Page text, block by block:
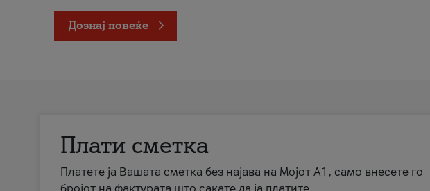
Дознај повеќе
Плати сметка
Платете ја Вашата сметка без најава на Мојот А1, само внесете го
бројот на фактурата што сакате да ја платите.